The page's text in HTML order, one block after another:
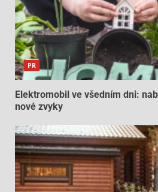
PR
Elektromobil ve všedním dni:
nové zvyky